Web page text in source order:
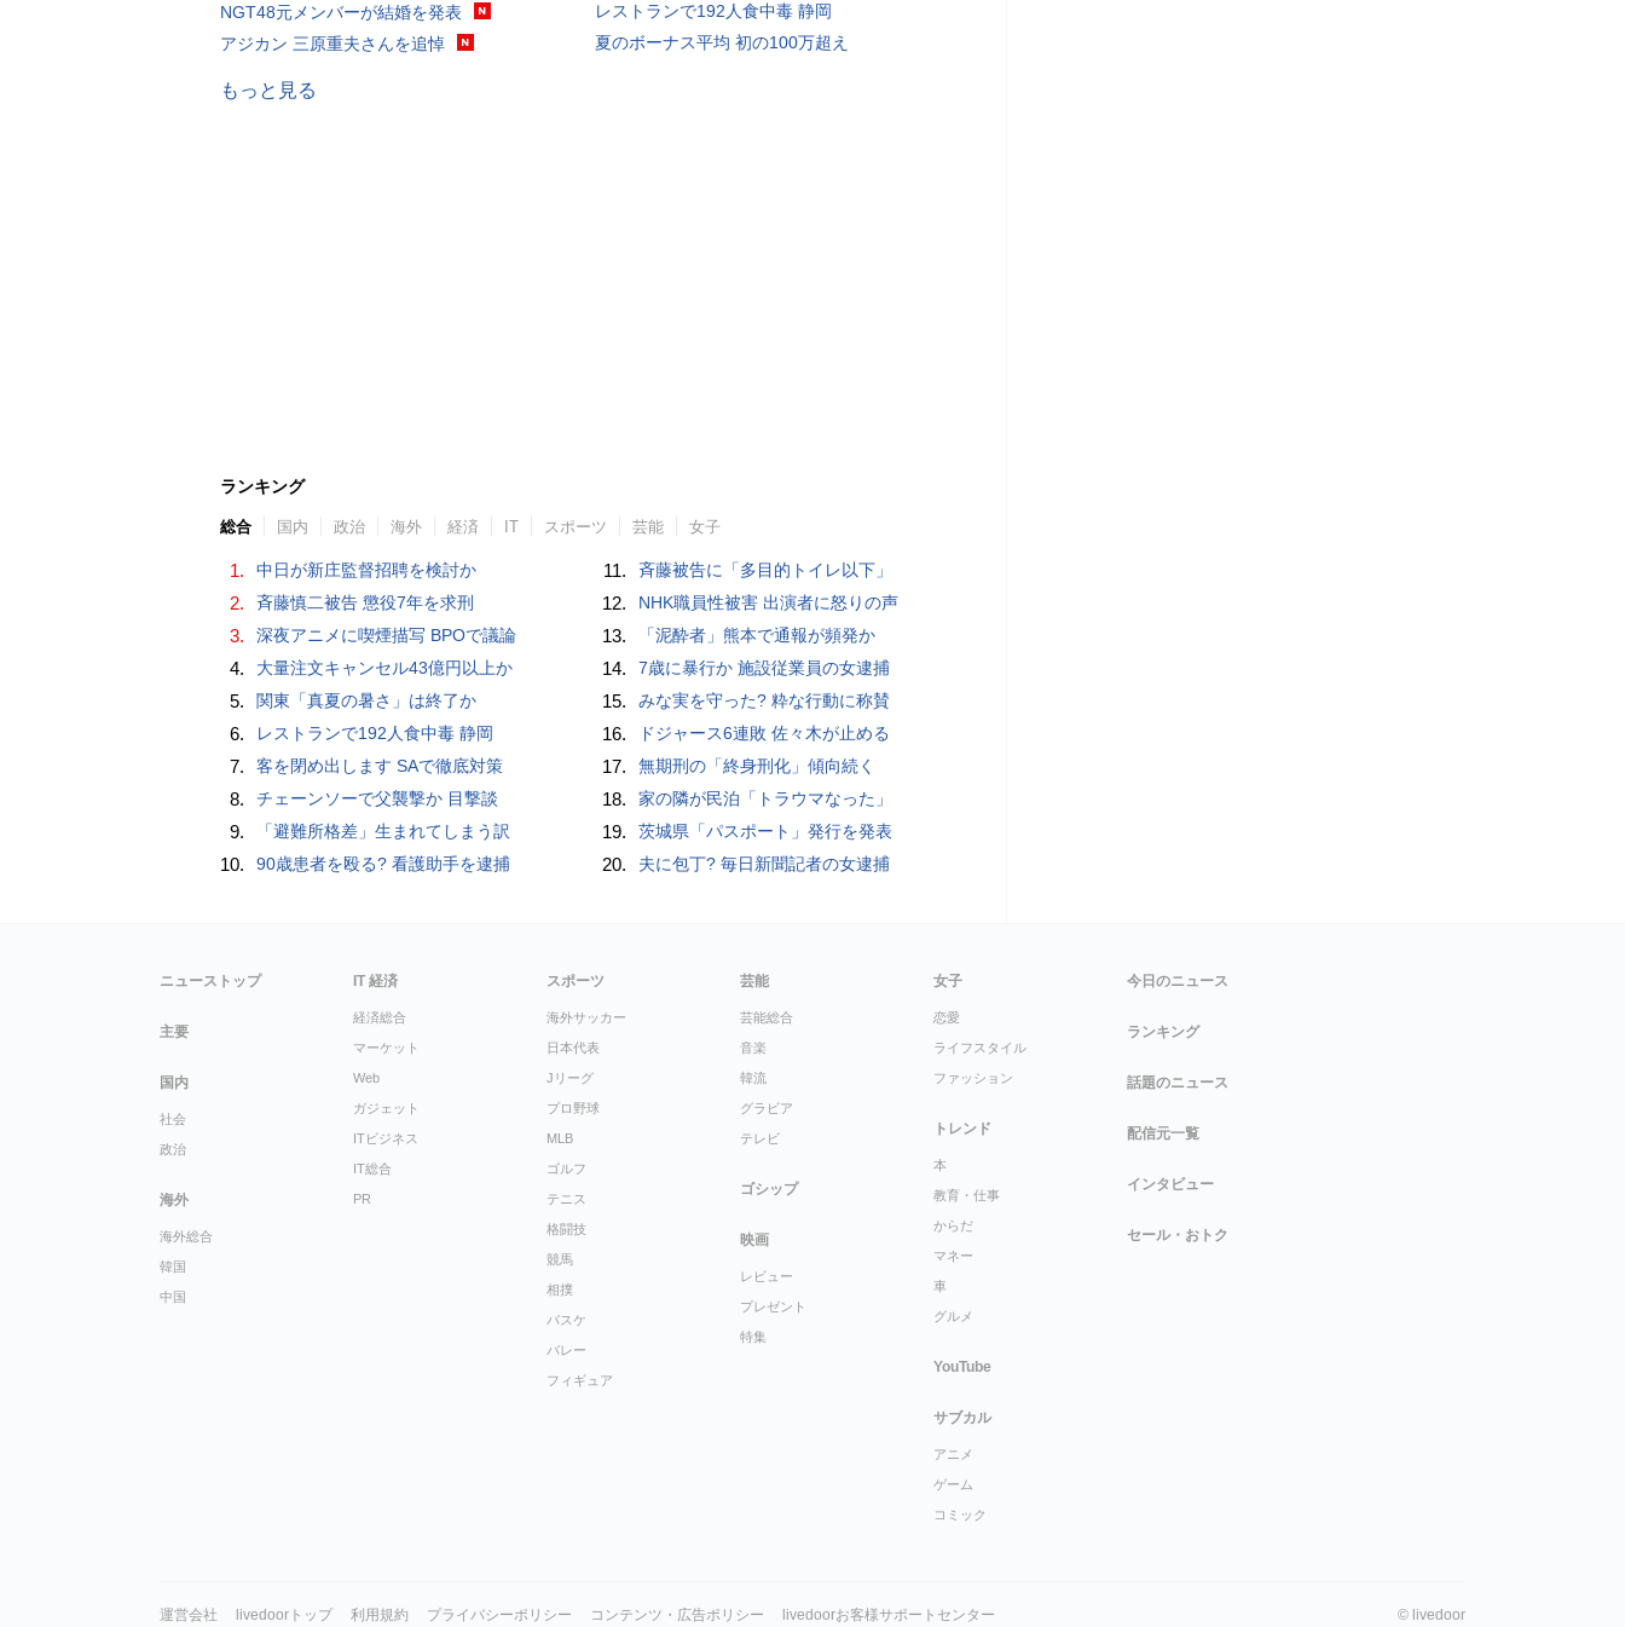
NGT48元メンバーが結婚を発表
アジカン 三原重夫さんを追悼
レストランで192人食中毒 静岡
夏のボーナス平均 初の100万超え
もっと見る
ランキング
総合 国内 政治 海外 経済 IT スポーツ 芸能 女子
1. 中日が新庄監督招聘を検討か
2. 斉藤慎二被告 懲役7年を求刑
3. 深夜アニメに喫煙描写 BPOで議論
4. 大量注文キャンセル43億円以上か
5. 関東「真夏の暑さ」は終了か
6. レストランで192人食中毒 静岡
7. 客を閉め出します SAで徹底対策
8. チェーンソーで父襲撃か 目撃談
9. 「避難所格差」生まれてしまう訳
10. 90歳患者を殴る? 看護助手を逮捕
11. 斉藤被告に「多目的トイレ以下」
12. NHK職員性被害 出演者に怒りの声
13. 「泥酔者」熊本で通報が頻発か
14. 7歳に暴行か 施設従業員の女逮捕
15. みな実を守った? 粋な行動に称賛
16. ドジャース6連敗 佐々木が止める
17. 無期刑の「終身刑化」傾向続く
18. 家の隣が民泊「トラウマなった」
19. 茨城県「パスポート」発行を発表
20. 夫に包丁? 毎日新聞記者の女逮捕
ニューストップ
主要
国内
社会
政治
海外
海外総合
韓国
中国
IT 経済
経済総合
マーケット
Web
ガジェット
ITビジネス
IT総合
PR
スポーツ
海外サッカー
日本代表
Jリーグ
プロ野球
MLB
ゴルフ
テニス
格闘技
競馬
相撲
バスケ
バレー
フィギュア
芸能
芸能総合
音楽
韓流
グラビア
テレビ
ゴシップ
映画
レビュー
プレゼント
特集
女子
恋愛
ライフスタイル
ファッション
トレンド
本
教育・仕事
からだ
マネー
車
グルメ
YouTube
サブカル
アニメ
ゲーム
コミック
今日のニュース
ランキング
話題のニュース
配信元一覧
インタビュー
セール・おトク
運営会社 livedoorトップ 利用規約 プライバシーポリシー コンテンツ・広告ポリシー livedoorお客様サポートセンター © livedoor